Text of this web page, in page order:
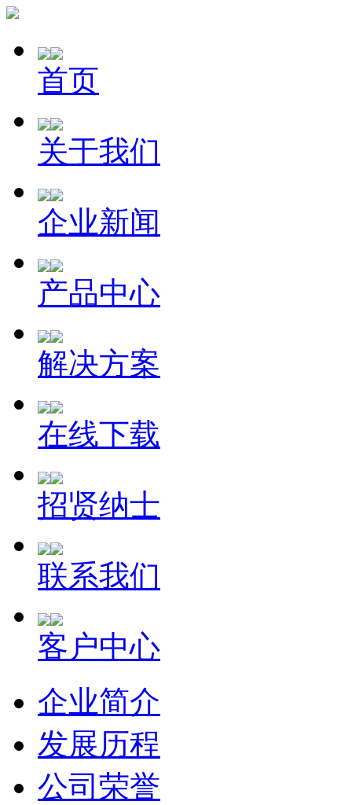
首页
关于我们
企业新闻
产品中心
解决方案
在线下载
招贤纳士
联系我们
客户中心
企业简介
发展历程
公司荣誉